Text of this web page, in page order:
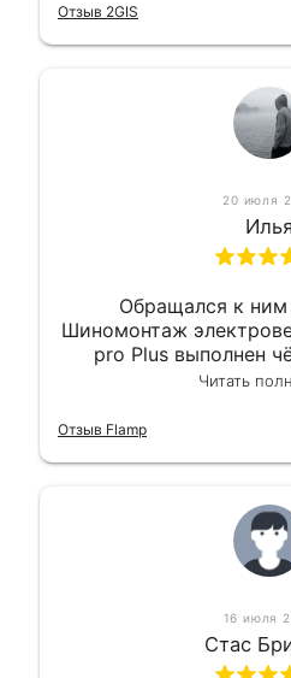
Отзыв 2GIS
20 июля
Илья
Обращался к ним
Шиномонтаж
pro Plus выполнен
Читать
Отзыв Flamp
16 июля
Стас